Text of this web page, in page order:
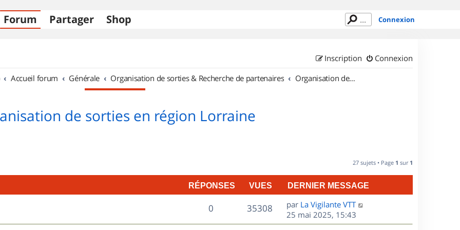
Forum Partager Shop Connexion
Connexion
Inscription
Accueil forum Générale Organisation de sorties & Recherche de partenaires Organisation de sorties en région Lorraine
de sorties en région Lorraine
27 sujets • Page 1 sur 1
RÉPONSES VUES DERNIER MESSAGE
0R
é
35308V
u
D
e
r
par La Vigilante VTT
25 mai 2025, 15:43